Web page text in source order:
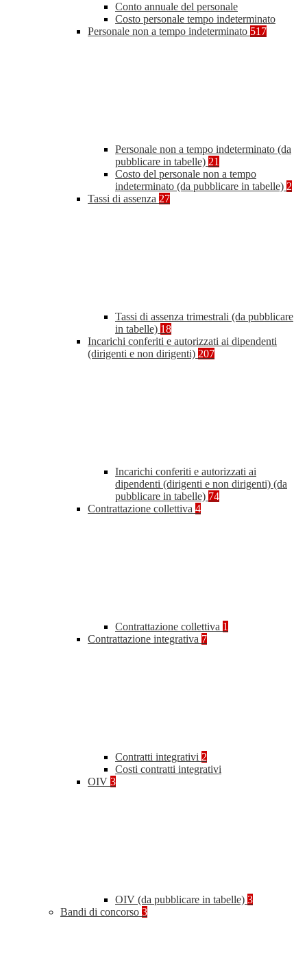
Conto annuale del personale
Costo personale tempo indeterminato
Personale non a tempo indeterminato 517
Personale non a tempo indeterminato (da
pubblicare in tabelle) 21
Costo del personale non a tempo
indeterminato (da pubblicare in tabelle) 2
Tassi di assenza 27
Tassi di assenza trimestrali (da pubblicare
in tabelle) 18
Incarichi conferiti e autorizzati ai dipendenti
(dirigenti e non dirigenti) 207
Incarichi conferiti e autorizzati ai
dipendenti (dirigenti e non dirigenti) (da
pubblicare in tabelle) 74
Contrattazione collettiva 4
Contrattazione collettiva 1
Contrattazione integrativa 7
Contratti integrativi 2
Costi contratti integrativi
OIV 3
OIV (da pubblicare in tabelle) 3
Bandi di concorso 3